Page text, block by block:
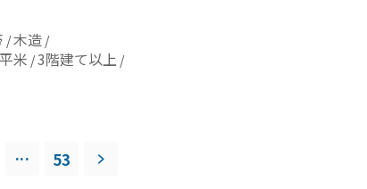
木造
米 3階建て以上
... 53